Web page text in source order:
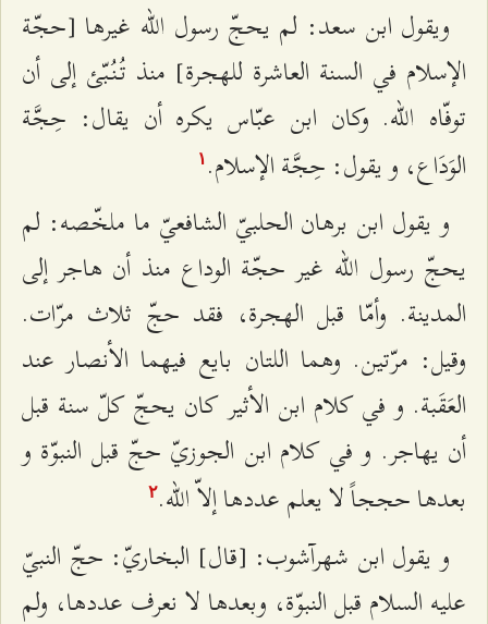
ويقول‌ ابن‌ سعد: لم‌ يحجّ رسول الله‌‌ غيرها [حجّة‌
الإسلام‌ في السنة‌ العاشرة‌ للهجرة‌] منذ تُنُبّئ إلی‌ أن‌
توفّاه‌ الله‌‌. وكان‌ ابن‌ عبّاس‌ يكره‌ أن‌ يقال‌: حِجَّة‌
الوَدَاع‌، و يقول‌: حِجَّة‌ الإسلام‌. ۱
و يقول‌ ابن‌ برهان‌ الحلبيّ الشافعيّ ما ملخّصه‌: لم‌
يحجّ رسول الله‌‌ غير حجّة‌ الوداع‌ منذ أن‌ هاجر إلی‌
المدينة‌. وأمّا قبل‌ الهجرة‌، فقد حجّ ثلاث‌ مرّات‌.
وقيل‌: مرّتين‌. وهما اللتان‌ بايع‌ فيهما الأنصار عند
العَقَبة‌. و في كلام‌ ابن‌ الأثير كان‌ يحجّ كلّ سنة‌ قبل‌
أن‌ يهاجر. و في كلام‌ ابن‌ الجوزيّ حجّ قبل‌ النبوّة‌ و
بعدها حججاً لا يعلم‌ عددها إلاّ الله‌‌.٢
و يقول‌ ابن‌ شهرآشوب‌: [قال‌] البخاريّ: حجّ النبيّ
عليه‌ السلام‌ قبل‌ النبوّة‌، وبعدها لا نعرف‌ عددها، ولم‌